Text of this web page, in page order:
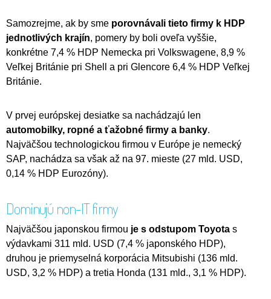
Samozrejme, ak by sme porovnávali tieto firmy k HDP
jednotlivých krajín, pomery by boli oveľa vyššie,
konkrétne 7,4 % HDP Nemecka pri Volkswagene, 8,9 %
Veľkej Británie pri Shell a pri Glencore 6,4 % HDP Veľkej
Británie.
V prvej európskej desiatke sa nachádzajú len
automobilky, ropné a ťažobné firmy a banky.
Najväčšou technologickou firmou v Európe je nemecký
SAP, nachádza sa však až na 97. mieste (27 mld. USD,
0,14 % HDP Eurozóny).
Dominujú non-IT firmy
Najväčšou japonskou firmou je s odstupom Toyota s
výdavkami 311 mld. USD (7,4 % japonského HDP),
druhou je priemyselná korporácia Mitsubishi (136 mld.
USD, 3,2 % HDP) a tretia Honda (131 mld., 3,1 % HDP).